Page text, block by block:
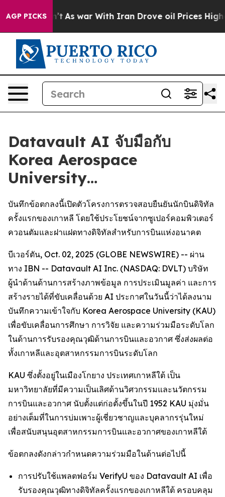
AGP PICKS
As war With Iran Drove oil Prices Higher,
Datavault AI จับมือกับ
Korea Aerospace
University…
บันทึกข้อตกลงนี้เปิดตัวโครงการตรวจสอบยืนยันนักบินดิจิทัล
ครั้งแรกของเกาหลี โดยใช้ประโยชน์จากซูเปอร์คอมพิวเตอร์
ควอนตัมและฝาแฝดทางดิจิทัลสำหรับการบินแห่งอนาคต
บีเวอร์ตัน, Oct. 02, 2025 (GLOBE NEWSWIRE) -- ผ่าน
ทาง IBN -- Datavault AI Inc. (NASDAQ: DVLT) บริษัท
ผู้นำด้านด้านการสร้างภาพข้อมูล การประเมินมูลค่า และการ
สร้างรายได้ที่ขับเคลื่อนด้วย AI ประกาศในวันนี้ว่าได้ลงนาม
บันทึกความเข้าใจกับ Korea Aerospace University (KAU)
เพื่อขับเคลื่อนการศึกษา การวิจัย และความร่วมมือระดับโลก
ในด้านการรับรองคุณวุฒิด้านการบินและอวกาศ ซึ่งส่งผลต่อ
ทั้งเกาหลีและอุตสาหกรรมการบินระดับโลก
KAU ซึ่งตั้งอยู่ในเมืองโกยาง ประเทศเกาหลีใต้ เป็น
มหาวิทยาลัยที่มีความเป็นเลิศด้านวิศวกรรมและนวัตกรรม
การบินและอวกาศ นับตั้งแต่ก่อตั้งขึ้นในปี 1952 KAU มุ่งมั่น
อย่างเต็มที่ในการบ่มเพาะผู้เชี่ยวชาญและบุคลากรรุ่นใหม่
เพื่อสนับสนุนอุตสาหกรรมการบินและอวกาศของเกาหลีใต้
ข้อตกลงดังกล่าวกำหนดความร่วมมือในด้านต่อไปนี้
การปรับใช้แพลตฟอร์ม VerifyU ของ Datavault AI เพื่อ
รับรองคุณวุฒิทางดิจิทัลครั้งแรกของเกาหลีใต้ ครอบคลุม